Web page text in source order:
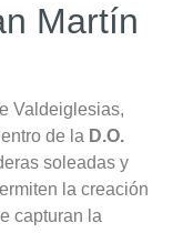
Martín
Valdeiglesias,
de la D.O.
soleadas y
la creación
capturan la